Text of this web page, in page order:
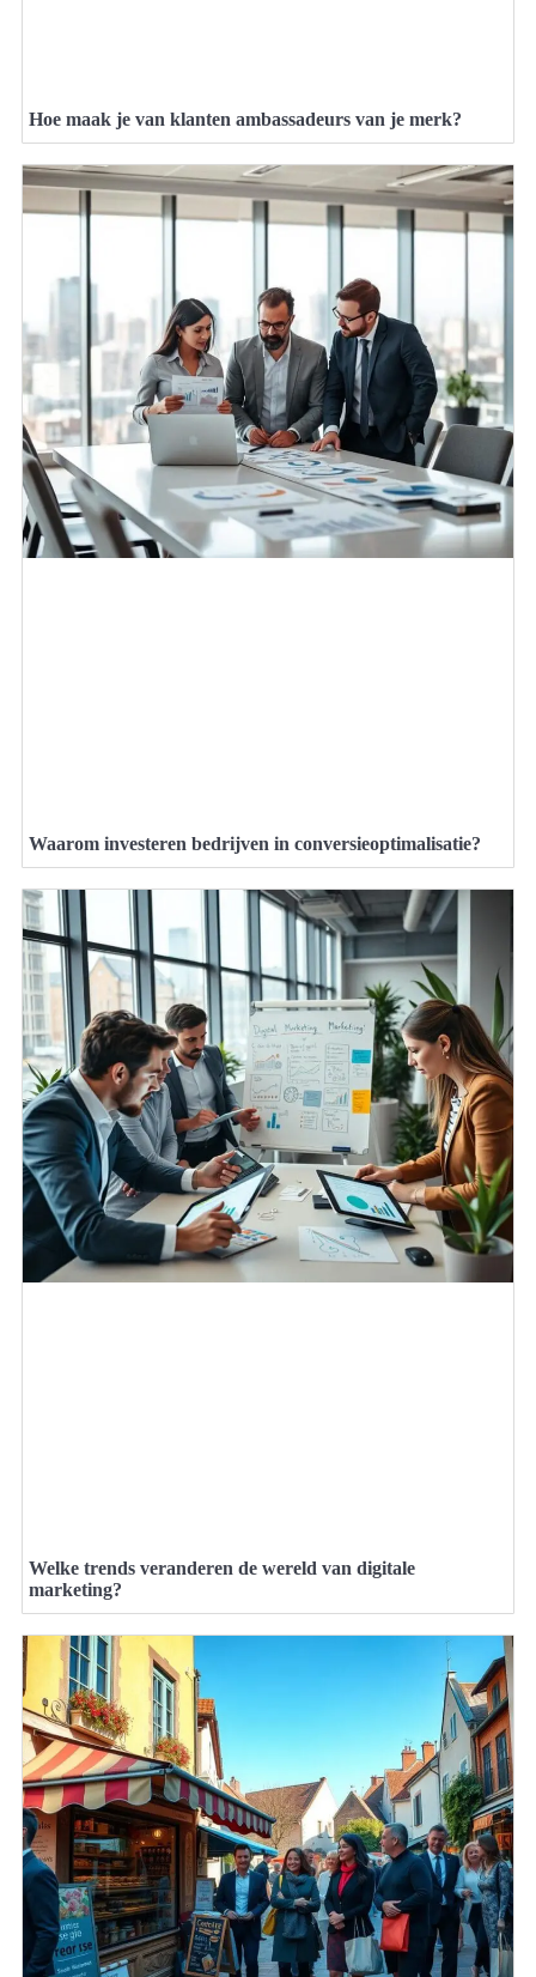
Hoe maak je van klanten ambassadeurs van je merk?
Waarom investeren bedrijven in conversieoptimalisatie?
Welke trends veranderen de wereld van digitale
marketing?